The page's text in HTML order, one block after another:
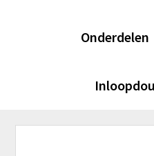
Onderdelen